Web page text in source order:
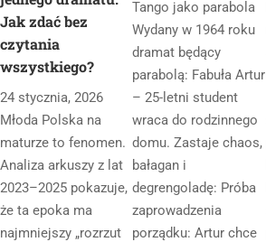
8
.
E
Jak zdać bez
czytania
wszystkiego?
24 stycznia, 2026
Młoda Polska na
maturze to fenomen.
Analiza arkuszy z lat
2023–2025 pokazuje,
że ta epoka ma
najmniejszy „rozrzut
Tango jako parabola
Wydany w 1964 roku
dramat będący
parabolą: Fabuła Artur
– 25-letni student
wraca do rodzinnego
domu. Zastaje chaos,
bałagan i
degrengoladę: Próba
zaprowadzenia
porządku: Artur chce